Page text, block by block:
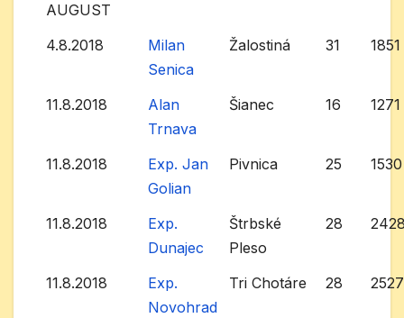
AUGUST
4.8.2018
Milan
Senica
Žalostiná 31 1851
11.8.2018
Alan
Trnava
Šianec 16 1271
11.8.2018
Exp. Jan
Golian
Pivnica 25 1530
11.8.2018
Exp.
Dunajec
Štrbské
Pleso
28
11.8.2018
Exp.
Novohrad
Tri Chotáre 28 2527